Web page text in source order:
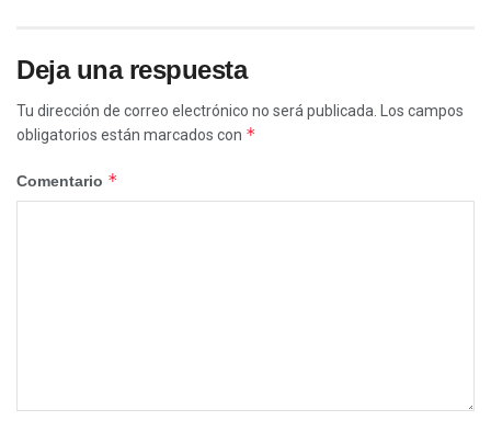
Deja una respuesta
Tu dirección de correo electrónico no será publicada.
Los campos
obligatorios están marcados con *
Comentario *